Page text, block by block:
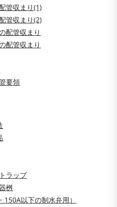
管収まり(1)
管収まり(2)
配管収まり
配管収まり
要領
ラップ
桝
以下の制水弁用）